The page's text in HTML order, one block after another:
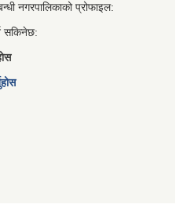
नगरपालिकाको प्रोफाइल:
सकिनेछ: